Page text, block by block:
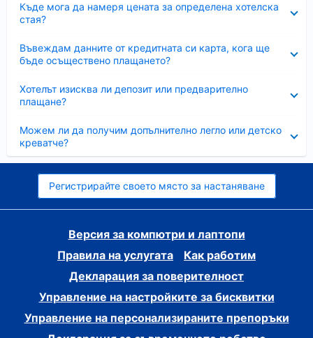
Къде мога да намеря цената за определена хотелска
стая?
Въвеждам данните от кредитната си карта, кога ще
бъде осъществено плащането?
Хотелът изисква ли депозит или предварително
плащане?
Можем ли да получим допълнително легло или детско
креватче?
Регистрирайте своето място за настаняване
Версия за компютри и лаптопи
Правила на услугата
Как работим
Декларация за поверителност
Управление на настройките за бисквитки
Управление на персонализираните препоръки